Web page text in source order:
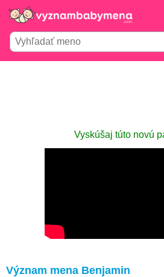
Vyskúšaj túto novú
Význam mena Benjamin